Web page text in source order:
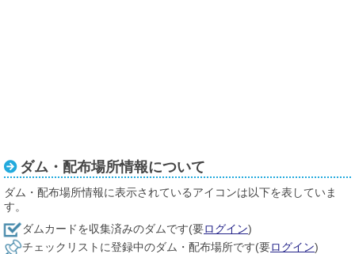
ダム・配布場所情報について
ダム・配布場所情報に表示されているアイコンは以下を表していま
す。
ダムカードを収集済みのダムです(要ログイン)
チェックリストに登録中のダム・配布場所です(要ログイン)